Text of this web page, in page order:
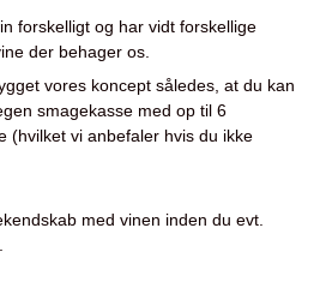
forskelligt og har vidt forskellige
der behager os.
vores koncept således, at du kan
smagekasse med op til 6
(hvilket vi anbefaler hvis du ikke
med vinen inden du evt.